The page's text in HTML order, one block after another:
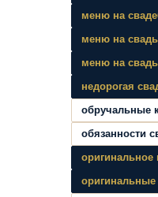
меню на
меню на
меню на
недорогая
обручальные
обязанности
оригинальное
оригинальные